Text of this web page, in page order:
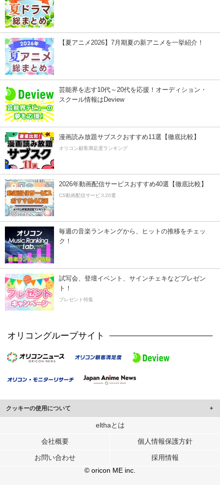
【夏アニメ2026】7月期夏の新アニメを一挙紹介！
芸能界を志す10代～20代を応援！オーディション・
スクール情報はDeview
漫画読み放題サブスクおすすめ11選【徹底比較】
オリコン顧客満足度ランキング
2026年動画配信サービスおすすめ40選【徹底比較】
CS動画配信サービス20選
毎週の音楽ランキングから、ヒットの推移をチェッ
ク！
試写会、登壇イベント、サインチェキなどプレゼン
ト！
プレゼント特集
オリコングループサイト
クッキーの使用について
このサイトでは Cookie を使用して、ユーザーに合わせたコンテンツや広告の
行っています。
メディアや広告配信、データ解析の各パートナーに提供しています。
各パートナーは、この情報とユーザーが各パートナーに提供した他の情報や、
ユーザーが各パートナーのサービスを使用したときに収集した他の情報を組み
elthaとは
会社概要 個人情報保護方針
お問い合わせ
採用情報
© oricon ME inc.